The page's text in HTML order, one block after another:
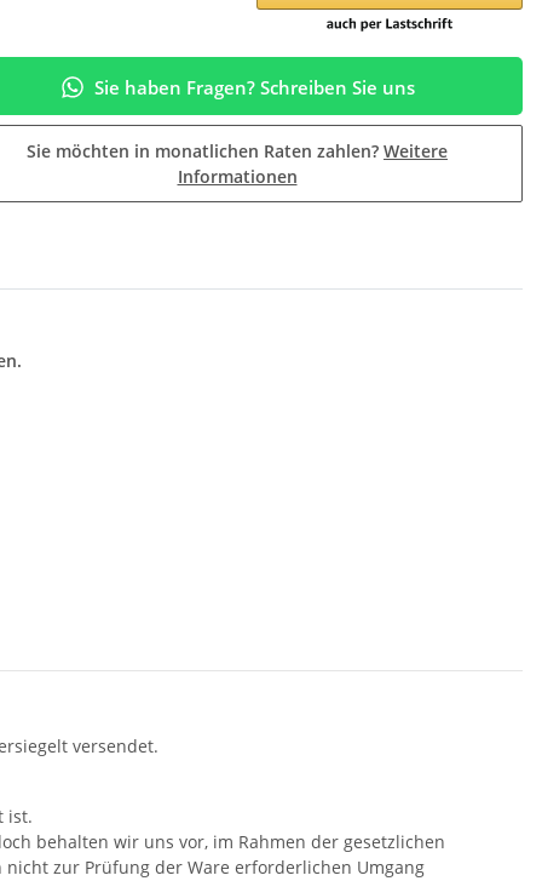
Sie haben Fragen? Schreiben Sie uns
Sie möchten in monatlichen Raten zahlen? Weitere
Informationen
versendet.
ist.
behalten wir uns vor, im Rahmen der gesetzlichen
zur Prüfung der Ware erforderlichen Umgang